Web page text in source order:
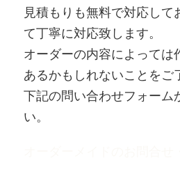
見積もりも無料で対応して
て丁寧に対応致します。
オーダーの内容によっては
あるかもしれないことをご
下記の問い合わせフォーム
い。